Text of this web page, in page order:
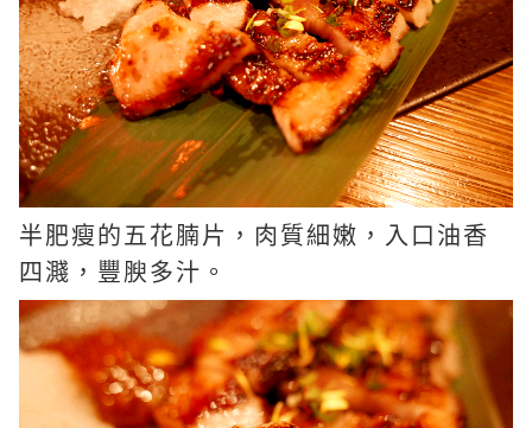
半肥瘦的五花腩片，肉質細嫩，入口油香
四濺，豐腴多汁。